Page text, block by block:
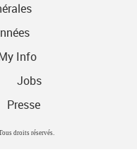
Info
Jobs
Presse
droits réservés.